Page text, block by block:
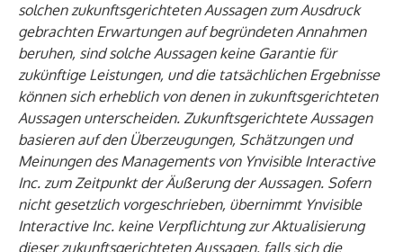
solchen zukunftsgerichteten Aussagen zum Ausdruck
gebrachten Erwartungen auf begründeten Annahmen
beruhen, sind solche Aussagen keine Garantie für
zukünftige Leistungen, und die tatsächlichen Ergebnisse
können sich erheblich von denen in zukunftsgerichteten
Aussagen unterscheiden. Zukunftsgerichtete Aussagen
basieren auf den Überzeugungen, Schätzungen und
Meinungen des Managements von Ynvisible Interactive
Inc. zum Zeitpunkt der Äußerung der Aussagen. Sofern
nicht gesetzlich vorgeschrieben, übernimmt Ynvisible
Interactive Inc. keine Verpflichtung zur Aktualisierung
dieser zukunftsgerichteten Aussagen, falls sich die